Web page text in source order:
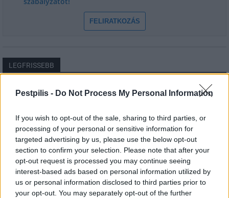
Pestpilis - Do Not Process My Personal Information
If you wish to opt-out of the sale, sharing to third parties, or
processing of your personal or sensitive information for
targeted advertising by us, please use the below opt-out
section to confirm your selection. Please note that after your
opt-out request is processed you may continue seeing
interest-based ads based on personal information utilized by
us or personal information disclosed to third parties prior to
your opt-out. You may separately opt-out of the further
FELIRATKOZÁS
LEGFRISSEBB
Helyi
Amire többmillióan vártunk: szombattól
Pest megye
Fából épül Budakeszi új óvodája